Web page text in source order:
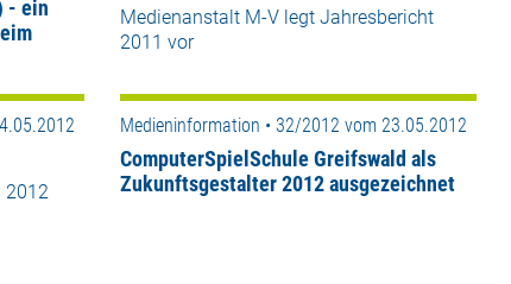
- ein
Medienanstalt M-V legt Jahresbericht
2011 vor
2012
Medieninformation • 32/2012 vom 23.05.2012
ComputerSpielSchule Greifswald als
Zukunftsgestalter 2012 ausgezeichnet